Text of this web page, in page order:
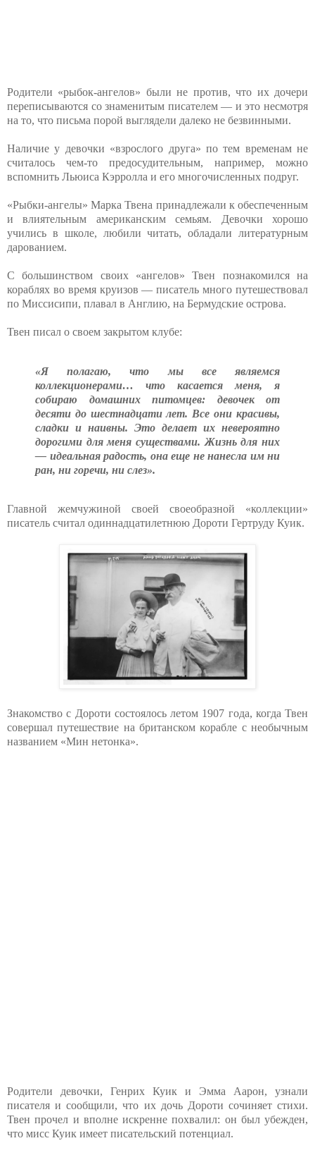
Родители «рыбок-ангелов» были не против, что их дочери
переписываются со знаменитым писателем — и это несмотря
на то, что письма порой выглядели далеко не безвинными.
Наличие у девочки «взрослого друга» по тем временам не
считалось чем-то предосудительным, например, можно
вспомнить Льюиса Кэрролла и его многочисленных подруг.
«Рыбки-ангелы» Марка Твена принадлежали к обеспеченным
и влиятельным американским семьям. Девочки хорошо
учились в школе, любили читать, обладали литературным
дарованием.
С большинством своих «ангелов» Твен познакомился на
кораблях во время круизов — писатель много путешествовал
по Миссисипи, плавал в Англию, на Бермудские острова.
Твен писал о своем закрытом клубе:
«Я полагаю, что мы все являемся
коллекционерами… что касается меня, я
собираю домашних питомцев: девочек от
десяти до шестнадцати лет. Все они красивы,
сладки и наивны. Это делает их невероятно
дорогими для меня существами. Жизнь для них
— идеальная радость, она еще не нанесла им ни
ран, ни горечи, ни слез».
Главной жемчужиной своей своеобразной «коллекции»
писатель считал одиннадцатилетнюю Дороти Гертруду Куик.
Знакомство с Дороти состоялось летом 1907 года, когда Твен
совершал путешествие на британском корабле с необычным
названием «Мин нетонка».
Родители девочки, Генрих Куик и Эмма Аарон, узнали
писателя и сообщили, что их дочь Дороти сочиняет стихи.
Твен прочел и вполне искренне похвалил: он был убежден,
что мисс Куик имеет писательский потенциал.